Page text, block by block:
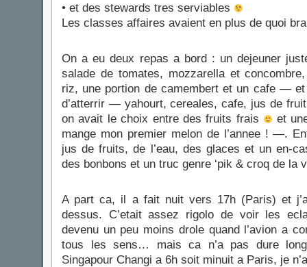
• et des stewards tres serviables
Les classes affaires avaient en plus de quoi
On a eu deux repas a bord : un dejeuner
salade de tomates, mozzarella et
riz, une portion de camembert et un cafe —
d’atterrir — yahourt, cereales, cafe, jus de
on avait le choix entre des fruits frais
et
mange mon premier melon de l’annee ! —.
jus de fruits, de l’eau, des glaces et un en-
des bonbons et un truc genre ‘pik & croq de la
A part ca, il a fait nuit vers 17h (Paris) et
dessus. C’etait assez rigolo de voir les
devenu un peu moins drole quand l’avion a
tous les sens… mais ca n’a pas dure
Singapour Changi a 6h soit minuit a Paris, je